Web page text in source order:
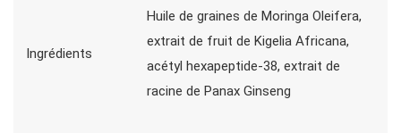
Ingrédients
Huile de graines de Moringa Oleifera,
extrait de fruit de Kigelia Africana,
acétyl hexapeptide-38, extrait de
racine de Panax Ginseng